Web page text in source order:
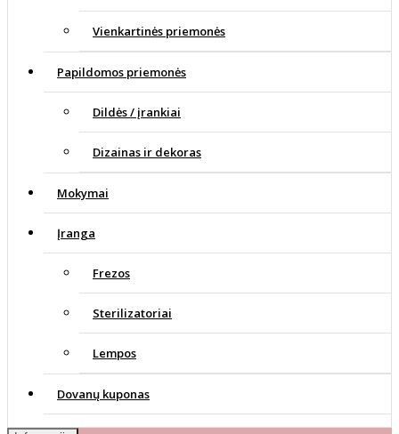
Vienkartinės priemonės
Papildomos priemonės
Dildės / įrankiai
Dizainas ir dekoras
Mokymai
Įranga
Frezos
Sterilizatoriai
Lempos
Dovanų kuponas